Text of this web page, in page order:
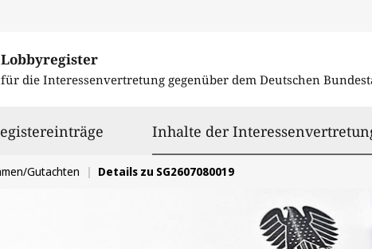
Lobbyregister
für die Interessenvertretung gegenüber dem Deutschen
Inhalte der
Gutachten Details zu SG2607080019